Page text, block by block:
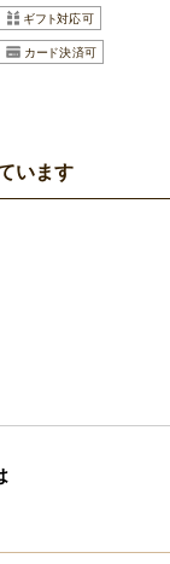
います